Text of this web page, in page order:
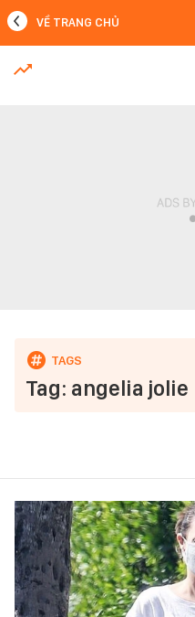
MỚI NHẤT
VỀ TRANG CHỦ
Tag: angelia jolie